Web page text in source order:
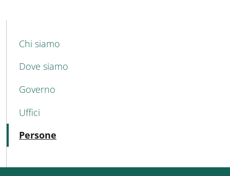
MAIN NAVIGATION
Chi siamo
Dove siamo
Governo
Uffici
Persone